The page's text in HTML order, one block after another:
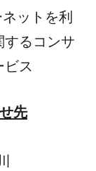
ットを利
するコンサ
ビス
先